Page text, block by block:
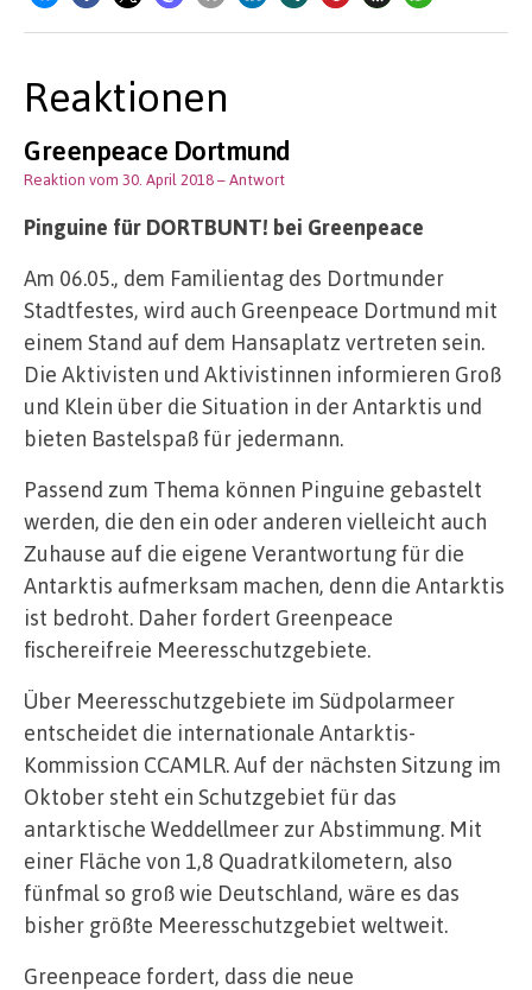
Reaktionen
Greenpeace Dortmund
Reaktion vom 30. April 2018– Antwort
Pinguine für DORTBUNT! bei Greenpeace
Am 06.05., dem Familientag des Dortmunder
Stadtfestes, wird auch Greenpeace Dortmund mit
einem Stand auf dem Hansaplatz vertreten sein.
Die Aktivisten und Aktivistinnen informieren Groß
und Klein über die Situation in der Antarktis und
bieten Bastelspaß für jedermann.
Passend zum Thema können Pinguine gebastelt
werden, die den ein oder anderen vielleicht auch
Zuhause auf die eigene Verantwortung für die
Antarktis aufmerksam machen, denn die Antarktis
ist bedroht. Daher fordert Greenpeace
fischereifreie Meeresschutzgebiete.
Über Meeresschutzgebiete im Südpolarmeer
entscheidet die internationale Antarktis-
Kommission CCAMLR. Auf der nächsten Sitzung im
Oktober steht ein Schutzgebiet für das
antarktische Weddellmeer zur Abstimmung. Mit
einer Fläche von 1,8 Quadratkilometern, also
fünfmal so groß wie Deutschland, wäre es das
bisher größte Meeresschutzgebiet weltweit.
Greenpeace fordert, dass die neue